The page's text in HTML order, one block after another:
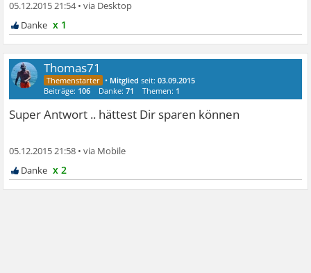
05.12.2015 21:54•
x 1
Thomas71
• Mitglied seit:03.09.2015
Beiträge: 106 Danke:71 Themen: 1
Super Antwort .. hättest Dir sparen können
05.12.2015 21:58 •
x 2